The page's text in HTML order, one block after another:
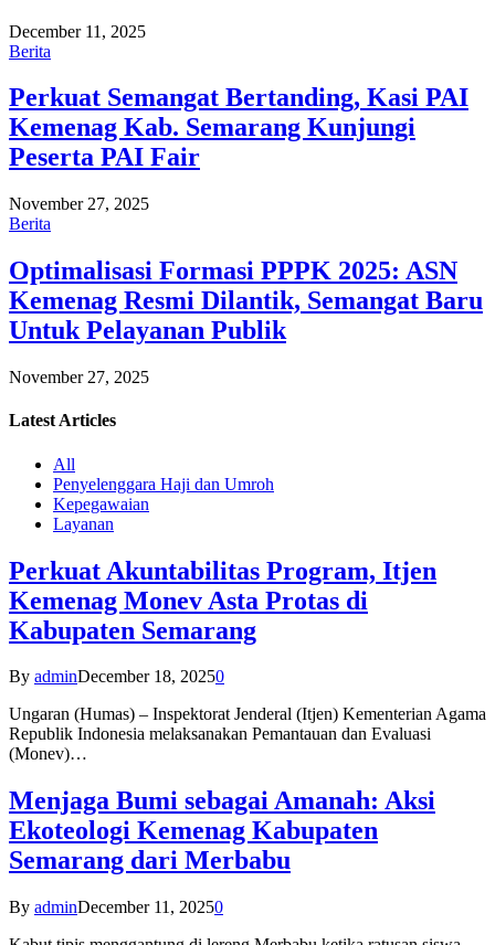
December 11, 2025
Berita
Perkuat Semangat Bertanding, Kasi PAI
Kemenag Kab. Semarang Kunjungi
Peserta PAI Fair
November 27, 2025
Berita
Optimalisasi Formasi PPPK 2025: ASN
Kemenag Resmi Dilantik, Semangat Baru
Untuk Pelayanan Publik
November 27, 2025
Latest Articles
All
Penyelenggara Haji dan Umroh
Kepegawaian
Layanan
Perkuat Akuntabilitas Program, Itjen
Kemenag Monev Asta Protas di
Kabupaten Semarang
By adminDecember 18, 20250
Ungaran (Humas) – Inspektorat Jenderal (Itjen) Kementerian Agama
Republik Indonesia melaksanakan Pemantauan dan Evaluasi
(Monev)…
Menjaga Bumi sebagai Amanah: Aksi
Ekoteologi Kemenag Kabupaten
Semarang dari Merbabu
By adminDecember 11, 20250